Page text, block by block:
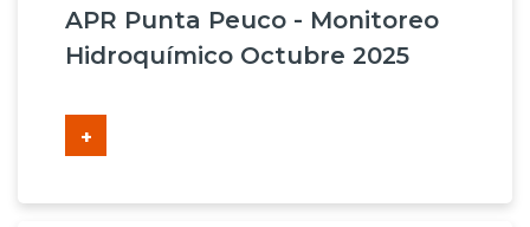
APR Punta Peuco - Monitoreo
Hidroquímico Octubre 2025
+